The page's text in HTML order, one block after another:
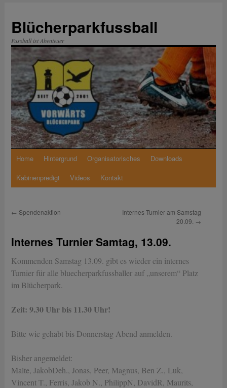
springen
Blücherparkfussball
Fussball ist Abenteuer
Home Hintergrund Organisatorisches
Downloads
Kabinenpredigt
Videos Kontakt
← Spendenaktion
Internes Turnier am Samstag
20.09. →
Internes Turnier Samtag, 13.09.
Kommenden Samstag 13.09. gibt es wieder ein internes
Turnier für alle bluecherparkfussballer auf „unserem“ Platz
im Blücherpark.
Zeit: 9.30 Uhr bis 11.30 Uhr!
Bitte wie gehabt bis Donnerstag Abend anmelden.
Bisher angemeldet:
Malte, JakobDeh., Jonas, Peer, Magnus, Ben Z., Luk,
Vincent T., Ferris, Jakob N., PhilippN, DavidR, Maurits,